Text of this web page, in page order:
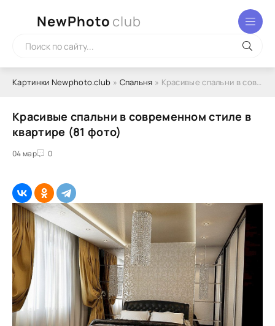
NewPhoto club
Картинки Newphoto.club » Спальня » Красивые спальни в современном стиле в квартире (81 фото)
Красивые спальни в современном стиле в
квартире (81 фото)
04 мар 0